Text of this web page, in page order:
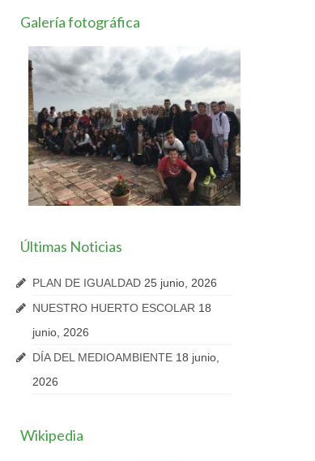
Galería fotográfica
Últimas Noticias
PLAN DE IGUALDAD 25 junio, 2026
NUESTRO HUERTO ESCOLAR 18
junio, 2026
DÍA DEL MEDIOAMBIENTE 18 junio,
2026
Wikipedia